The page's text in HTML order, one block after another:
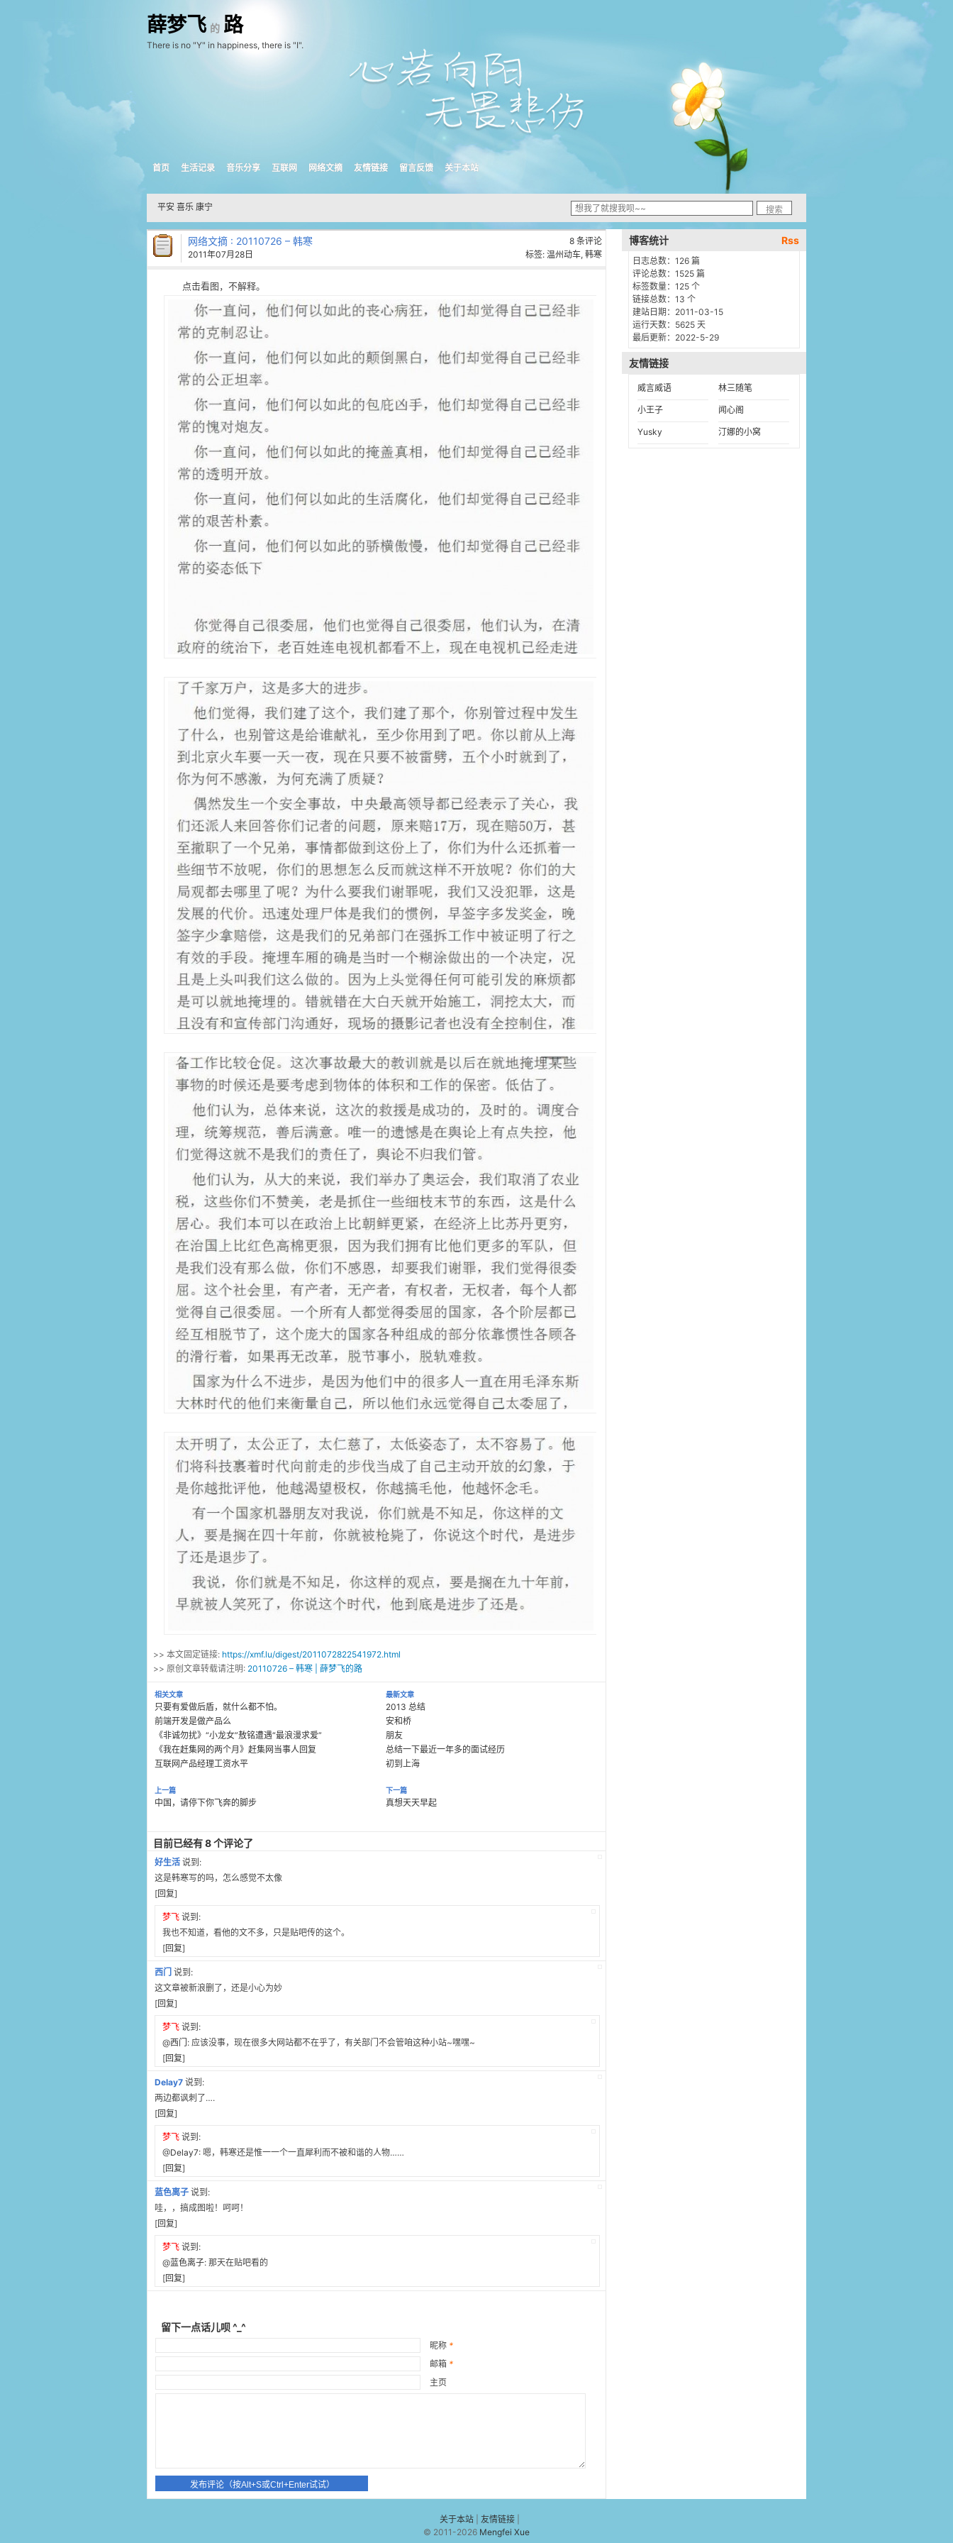
薛梦飞 的 路
There is no "Y" in happiness, there is "I".
首页 生活记录 音乐分享 互联网 网络文摘 友情链接 留言反馈 关于本站
平安 喜乐 康宁
网络文摘 : 20110726 – 韩寒
8 条评论
2011年07月28日
标签: 温州动车, 韩寒
点击看图，不解释。
>> 本文固定链接: https://xmf.lu/digest/2011072822541972.html
>> 原创文章转载请注明: 20110726 – 韩寒 | 薛梦飞的路
相关文章
只要有爱做后盾，就什么都不怕。
前端开发是做产品么
《非诚勿扰》“小龙女”敖铭遭遇“最浪漫求爱”
《我在赶集网的两个月》赶集网当事人回复
互联网产品经理工资水平
最新文章
2013 总结
安和桥
朋友
总结一下最近一年多的面试经历
初到上海
上一篇
中国，请停下你飞奔的脚步
下一篇
真想天天早起
目前已经有 8 个评论了
好生活 说到:
这是韩寒写的吗，怎么感觉不太像
[回复]
梦飞 说到:
我也不知道，看他的文不多，只是贴吧传的这个。
[回复]
西门 说到:
这文章被新浪删了，还是小心为妙
[回复]
梦飞 说到:
@西门 : 应该没事，现在很多大网站都不在乎了，有关部门不会管咱这种小站~嘿嘿~
[回复]
Delay7 说到:
两边都讽刺了….
[回复]
梦飞 说到:
@Delay7: 嗯，韩寒还是惟一一个一直犀利而不被和谐的人物……
[回复]
蓝色离子 说到:
哇，，搞成图啦！呵呵！
[回复]
梦飞 说到:
@蓝色离子: 那天在贴吧看的
[回复]
留下一点话儿呗 ^_^
昵称 *
邮箱 *
主页
发布评论（按Alt+S或Ctrl+Enter试试）
博客统计 Rss
日志总数：126 篇
评论总数：1525 篇
标签数量：125 个
链接总数：13 个
建站日期：2011-03-15
运行天数：5625 天
最后更新：2022-5-29
友情链接
威言威语 林三随笔
小王子 闻心阁
Yusky 汀娜的小窝
关于本站 友情链接
© 2011-2026 Mengfei Xue